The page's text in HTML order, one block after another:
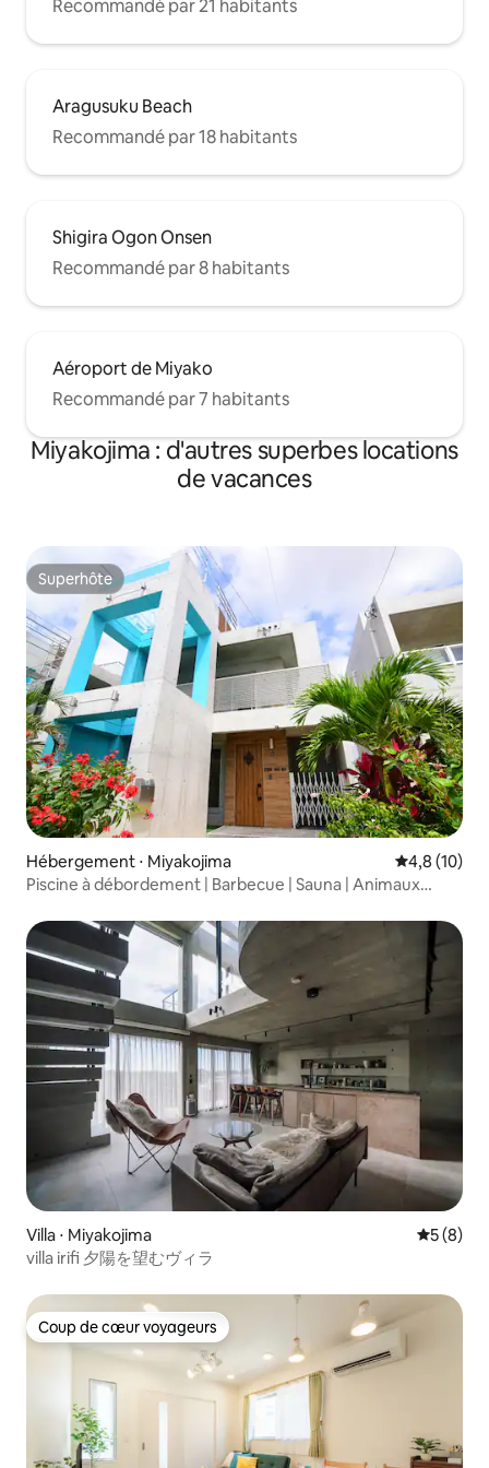
Recommandé par 21 habitants
Aragusuku Beach
Recommandé par 18 habitants
Shigira Ogon Onsen
Recommandé par 8 habitants
Aéroport de Miyako
Recommandé par 7 habitants
Miyakojima : d'autres superbes locations
de vacances
Superhôte
Superhôte
Hébergement ⋅ Miyakojima Évaluation
4,8 (10)
Piscine à débordement | Barbecue | Sauna | Animaux
Location de matériel de camping
Villa ⋅ Miyakojima
5 (8)
villa irifi 夕陽を望むヴィラ
Coup de cœur voyageurs
Coup de cœur voyageurs